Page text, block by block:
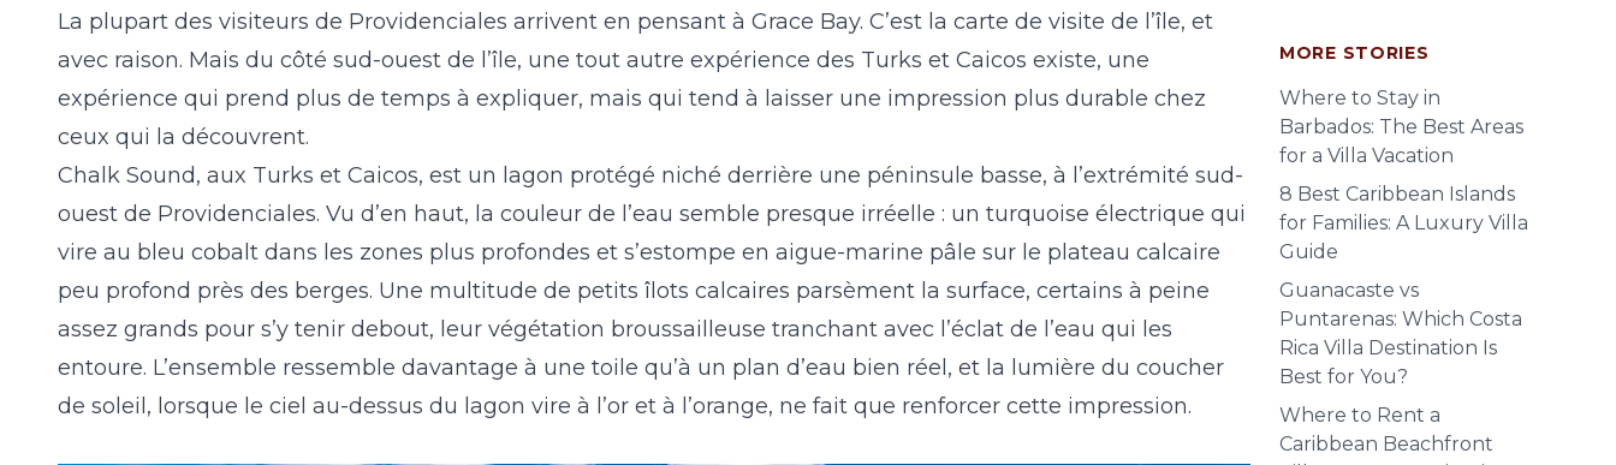
30 31
La plupart des visiteurs de Providenciales arrivent en pensant à Grace Bay. C’est la carte de visite de l’île, et
avec raison. Mais du côté sud-ouest de l’île, une tout autre expérience des Turks et Caicos existe, une
expérience qui prend plus de temps à expliquer, mais qui tend à laisser une impression plus durable chez
ceux qui la découvrent.
Chalk Sound, aux Turks et Caicos, est un lagon protégé niché derrière une péninsule basse, à l’extrémité sud-
ouest de Providenciales. Vu d’en haut, la couleur de l’eau semble presque irréelle : un turquoise électrique qui
vire au bleu cobalt dans les zones plus profondes et s’estompe en aigue-marine pâle sur le plateau calcaire
peu profond près des berges. Une multitude de petits îlots calcaires parsèment la surface, certains à peine
assez grands pour s’y tenir debout, leur végétation broussailleuse tranchant avec l’éclat de l’eau qui les
entoure. L’ensemble ressemble davantage à une toile qu’à un plan d’eau bien réel, et la lumière du coucher
de soleil, lorsque le ciel au-dessus du lagon vire à l’or et à l’orange, ne fait que renforcer cette impression.
MORE STORIES
Where to Stay in
Barbados: The Best Areas
for a Villa Vacation
8 Best Caribbean Islands
for Families: A Luxury Villa
Guide
Guanacaste vs
Puntarenas: Which Costa
Rica Villa Destination Is
Best for You?
Where to Rent a
Caribbean Beachfront